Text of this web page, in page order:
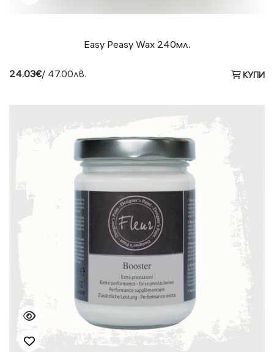
Easy Peasy Wax 240мл.
24.03€/ 47.00лв. КУПИ